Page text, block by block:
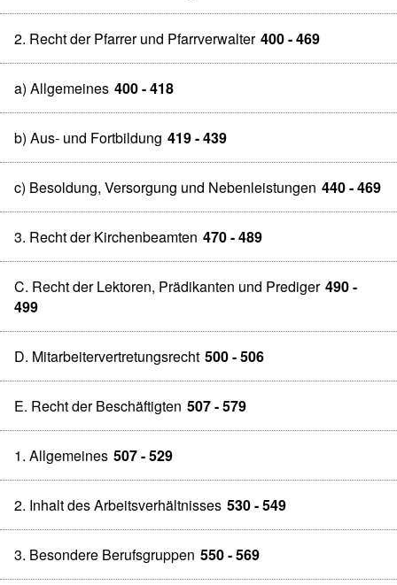
2. Recht der Pfarrer und Pfarrverwalter 400 - 469
a) Allgemeines 400 - 418
b) Aus- und Fortbildung 419 - 439
c) Besoldung, Versorgung und Nebenleistungen 440 - 469
3. Recht der Kirchenbeamten 470 - 489
C. Recht der Lektoren, Prädikanten und Prediger 490 -
499
D. Mitarbeitervertretungsrecht 500 - 506
E. Recht der Beschäftigten 507 - 579
1. Allgemeines 507 - 529
2. Inhalt des Arbeitsverhältnisses 530 - 549
3. Besondere Berufsgruppen 550 - 569